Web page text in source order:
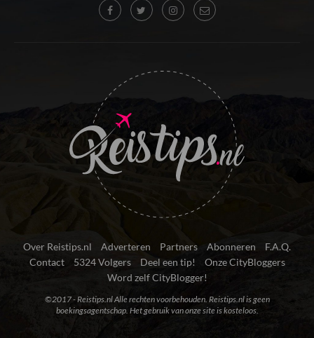
Over Reistips.nl Adverteren Partners Abonneren
F.A.Q.
Contact
5324 Volgers Deel een tip!
Onze CityBloggers
Word zelf CityBlogger!
©2017 - Reistips.nl Alle rechten voorbehouden. Reistips.nl is geen
boekingsagentschap. Het gebruik van onze site is kosteloos.